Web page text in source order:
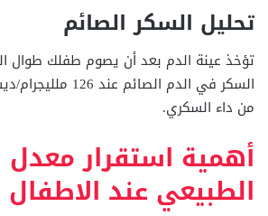
تحليل السكر الصائم
تؤخذ عينة الدم بعد أن يصوم طفلك طوال
السكر في الدم
من داء السكري.
أهمية استقرار
الطبيعي عند الاطفال